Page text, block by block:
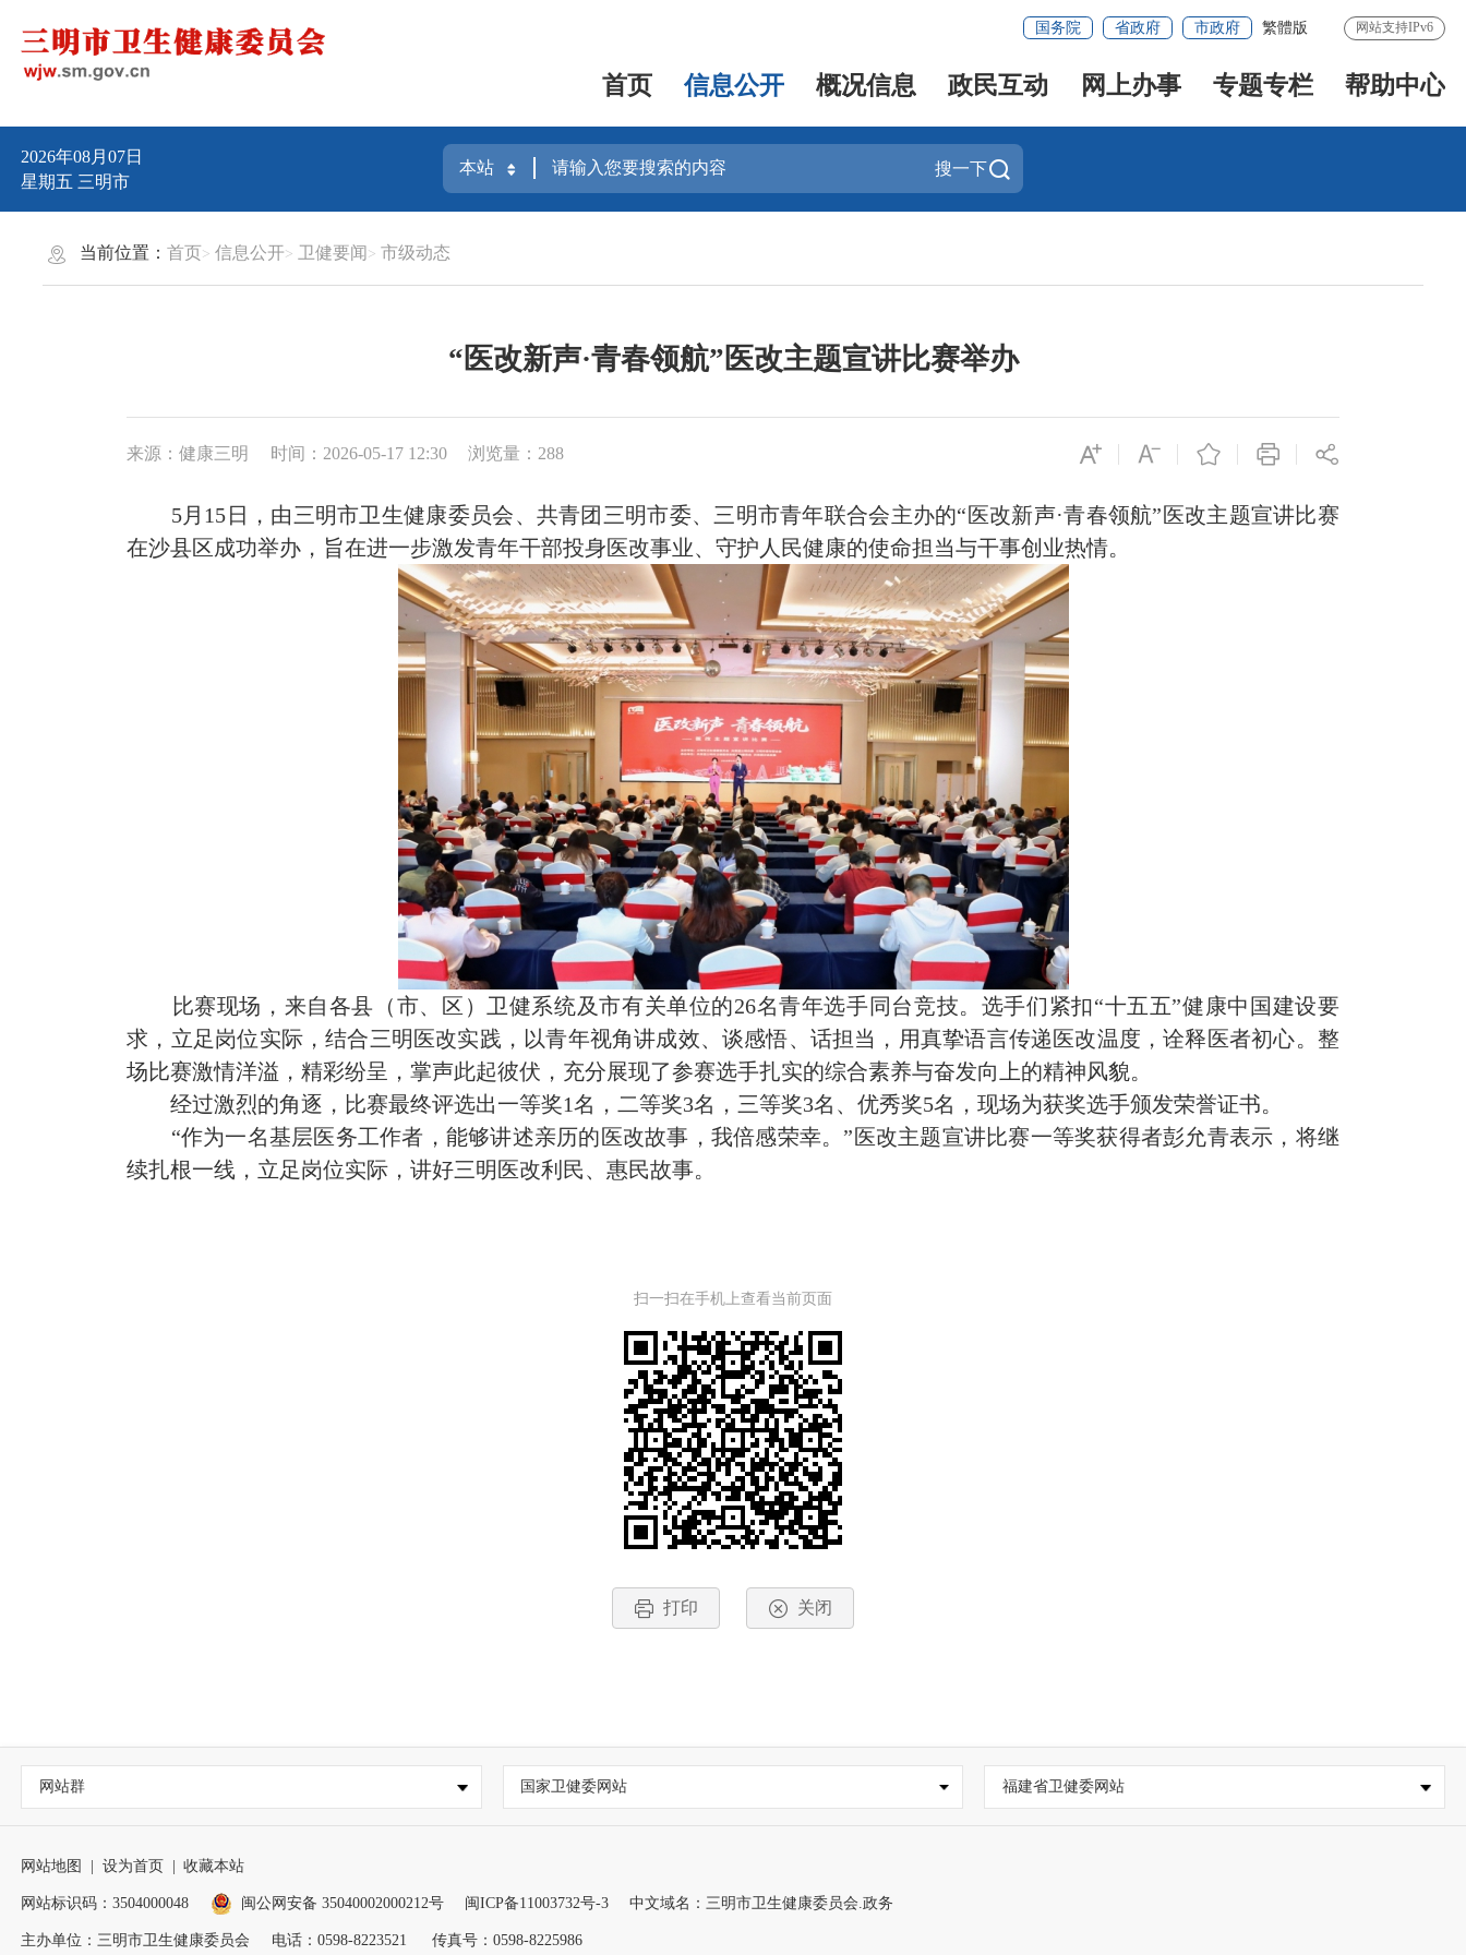
国务院 省政府 市政府 繁體版 网站支持IPv6
首页 信息公开 概况信息 政民互动 网上办事 专题专栏 帮助中心
2026年08月07日
星期五 三明市
搜一下
当前位置：首页 信息公开 卫健要闻 市级动态
“医改新声·青春领航”医改主题宣讲比赛举办
来源：健康三明 时间：2026-05-17 12:30 浏览量：288
5月15日，由三明市卫生健康委员会、共青团三明市委、三明市青年联合会主办的“医改新声·青春领航”医改主题宣讲比赛
在沙县区成功举办，旨在进一步激发青年干部投身医改事业、守护人民健康的使命担当与干事创业热情。
比赛现场，来自各县（市、区）卫健系统及市有关单位的26名青年选手同台竞技。选手们紧扣“十五五”健康中国建设要
求，立足岗位实际，结合三明医改实践，以青年视角讲成效、谈感悟、话担当，用真挚语言传递医改温度，诠释医者初心。整
场比赛激情洋溢，精彩纷呈，掌声此起彼伏，充分展现了参赛选手扎实的综合素养与奋发向上的精神风貌。
经过激烈的角逐，比赛最终评选出一等奖1名，二等奖3名，三等奖3名、优秀奖5名，现场为获奖选手颁发荣誉证书。
“作为一名基层医务工作者，能够讲述亲历的医改故事，我倍感荣幸。”医改主题宣讲比赛一等奖获得者彭允青表示，将继
续扎根一线，立足岗位实际，讲好三明医改利民、惠民故事。
扫一扫在手机上查看当前页面
打印 关闭
网站群 国家卫健委网站 福建省卫健委网站
网站地图 | 设为首页 | 收藏本站
网站标识码：3504000048 闽公网安备 35040002000212号 闽ICP备11003732号-3 中文域名：三明市卫生健康委员会.政务
主办单位：三明市卫生健康委员会 电话：0598-8223521 传真号：0598-8225986